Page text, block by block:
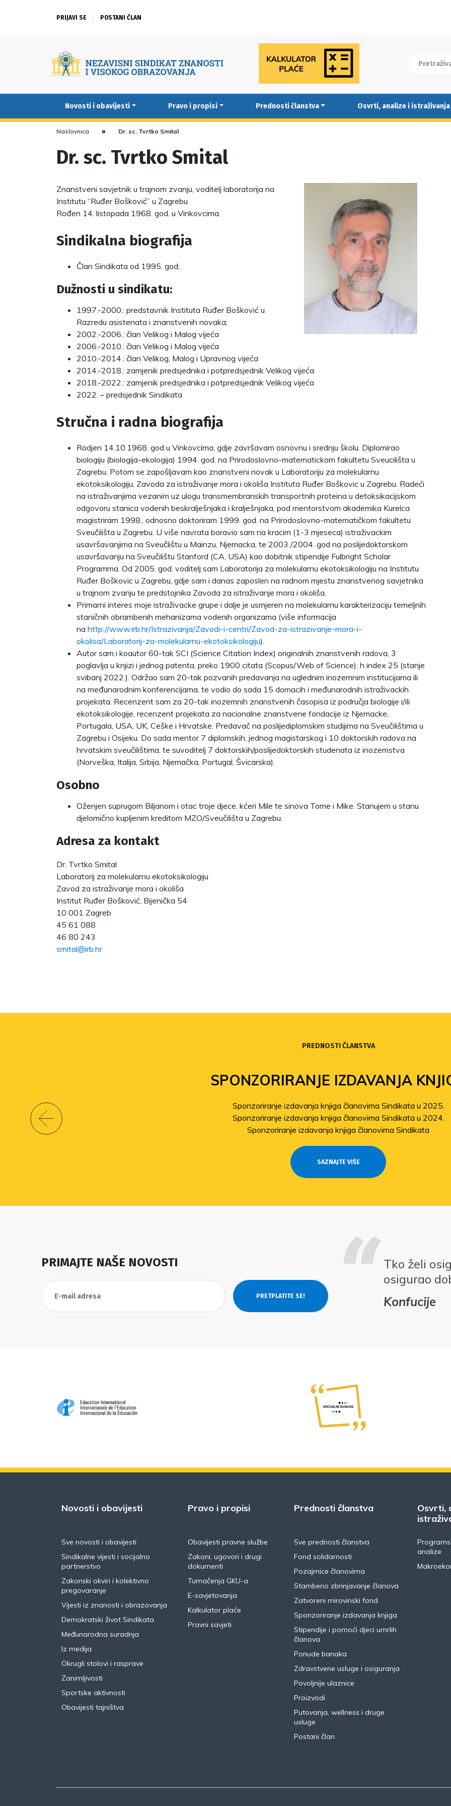
PRIJAVI SE POSTANI ČLAN
Novosti i obavijesti Pravo i propisi Prednosti članstva Osvrti, analize i istraživanja
Naslovnica Dr. sc. Tvrtko Smital
Dr. sc. Tvrtko Smital
Znanstveni savjetnik u trajnom zvanju, voditelj laboratorija na
Institutu “Ruđer Bošković” u Zagrebu
Rođen 14. listopada 1968. god. u Vinkovcima.
Sindikalna biografija
Član Sindikata od 1995. god;
Dužnosti u sindikatu:
1997.-2000.: predstavnik Instituta Ruđer Bošković u
Razredu asistenata i znanstvenih novaka;
2002.-2006.: član Velikog i Malog vijeća
2006.-2010.: član Velikog i Malog vijeća
2010.-2014.: član Velikog, Malog i Upravnog vijeća
2014.-2018.: zamjenik predsjednika i potpredsjednik Velikog vijeća
2018.-2022.: zamjenik predsjednika i potpredsjednik Velikog vijeća
2022. – predsjednik Sindikata
Stručna i radna biografija
Rodjen 14.10.1968. god u Vinkovcima, gdje završavam osnovnu i srednju školu. Diplomirao
biologiju (biologija-ekologija) 1994. god. na Prirodoslovno-matematickom fakultetu Sveucilišta u
Zagrebu. Potom se zapošljavam kao znanstveni novak u Laboratoriju za molekularnu
ekotoksikologiju, Zavoda za istraživanje mora i okoliša Instituta Ruđer Boškovic u Zagrebu. Radeći
na istraživanjima vezanim uz ulogu transmembranskih transportnih proteina u detoksikacijskom
odgovoru stanica vodenih beskralješnjaka i kralješnjaka, pod mentorstvom akademika Kurelca
magistriram 1998., odnosno doktoriram 1999. god. na Prirodoslovno-matematičkom fakultetu
Sveučilišta u Zagrebu. U više navrata boravio sam na kracim (1-3 mjeseca) istraživackim
usavršavanjima na Sveučlištu u Mainzu, Njemacka, te 2003./2004. god na poslijedoktorskom
usavršavanju na Sveučilištu Stanford (CA, USA) kao dobitnik stipendije Fulbright Scholar
Programma. Od 2005. god. voditelj sam Laboratorija za molekularnu ekotoksikologiju na Institutu
Ruđer Boškovic u Zagrebu, gdje sam i danas zaposlen na radnom mjestu znanstvenog savjetnika
u trajnom zvanju te predstojnika Zavoda za istraživanje mora i okoliša.
Primarni interes moje istraživacke grupe i dalje je usmjeren na molekularnu karakterizaciju temeljnih
staničnih obrambenih mehanizama vodenih organizama (više informacija
na http://www.irb.hr/Istrazivanja/Zavodi-i-centri/Zavod-za-istrazivanje-mora-i-
okolisa/Laboratorij-za-molekularnu-ekotoksikologiju).
Autor sam i koautor 60-tak SCI (Science Citation Index) originalnih znanstvenih radova, 3
poglavlja u knjizi i jednog patenta, preko 1900 citata (Scopus/Web of Science); h index 25 (stanje
svibanj 2022.). Održao sam 20-tak pozvanih predavanja na uglednim inozemnim institucijama ili
na međunarodnim konferencijama, te vodio do sada 15 domacih i međunarodnih istraživackih
projekata. Recenzent sam za 20-tak inozemnih znanstvenih časopisa iz područja biologije i/ili
ekotoksikologije, recenzent projekata za nacionalne znanstvene fondacije iz Njemacke,
Portugala, USA, UK, Ceške i Hrvatske. Predavač na poslijediplomskim studijima na Sveučilištima u
Zagrebu i Osijeku. Do sada mentor 7 diplomskih, jednog magistarskog i 10 doktorskih radova na
hrvatskim sveučilištima, te suvoditelj 7 doktorskih/poslijedoktorskih studenata iz inozemstva
(Norveška, Italija, Srbija, Njemačka, Portugal, Švicarska).
Osobno
Oženjen suprugom Biljanom i otac troje djece, kćeri Mile te sinova Tome i Mike. Stanujem u stanu
djelomično kupljenim kreditom MZO/Sveučilišta u Zagrebu.
Adresa za kontakt
Dr. Tvrtko Smital
Laboratorij za molekularnu ekotoksikologiju
Zavod za istraživanje mora i okoliša
Institut Ruđer Bošković, Bijenička 54
10 001 Zagreb
45 61 088
46 80 243
smital@irb.hr
PREDNOSTI ČLANSTVA
SPONZORIRANJE IZDAVANJA
Sponzoriranje izdavanja knjiga članovima Sindikata u 2025.
Sponzoriranje izdavanja knjiga članovima Sindikata u 2024.
Sponzoriranje izdavanja knjiga članovima Sindikata
SAZNAJTE VIŠE
PRIMAJTE NAŠE NOVOSTI
Tko želi
osigurao
Konfucije
Novosti i obavijesti
Sve novosti i obavijesti
Sindikalne vijesti i socijalno
partnerstvo
Zakonski okviri i kolektivno
pregovaranje
Vijesti iz znanosti i obrazovanja
Demokratski život Sindikata
Međunarodna suradnja
Iz medija
Okrugli stolovi i rasprave
Zanimljivosti
Sportske aktivnosti
Obavijesti tajništva
Pravo i propisi
Obavijesti pravne službe
Zakoni, ugovori i drugi
dokumenti
Tumačenja GKU-a
E-savjetovanja
Kalkulator plaće
Pravni savjeti
Prednosti članstva
Sve prednosti članstva
Fond solidarnosti
Pozajmice članovima
Stambeno zbrinjavanje članova
Zatvoreni mirovinski fond
Sponzoriranje izdavanja knjiga
Stipendije i pomoći djeci umrlih
članova
Ponude banaka
Zdravstvene usluge i osiguranja
Povoljnije ulaznice
Proizvodi
Putovanja, wellness i druge
usluge
Postani član
Osvrti,
analize